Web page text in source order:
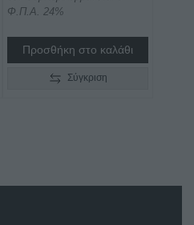
Φ.Π.Α. 24%
Προσθήκη στο καλάθι
Σύγκριση